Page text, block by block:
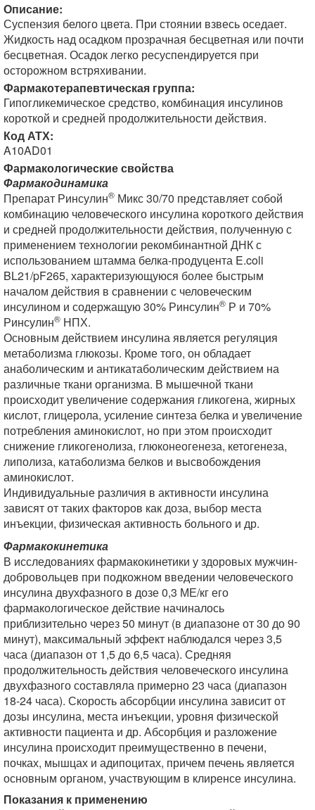
Описание:
Суспензия белого цвета. При стоянии взвесь оседает.
Жидкость над осадком прозрачная бесцветная или почти
бесцветная. Осадок легко ресуспендируется при
осторожном встряхивании.
Фармакотерапевтическая группа:
Гипогликемическое средство, комбинация инсулинов
короткой и средней продолжительности действия.
Код АТХ:
A10AD01
Фармакологические свойства
Фармакодинамика
Препарат Ринсулин® Микс 30/70 представляет собой
комбинацию человеческого инсулина короткого действия
и средней продолжительности действия, полученную с
применением технологии рекомбинантной ДНК с
использованием штамма белка-продуцента E.coli
BL21/pF265, характеризующуюся более быстрым
началом действия в сравнении с человеческим
инсулином и содержащую 30% Ринсулин® Р и 70%
Ринсулин® НПХ.
Основным действием инсулина является регуляция
метаболизма глюкозы. Кроме того, он обладает
анаболическим и антикатаболическим действием на
различные ткани организма. В мышечной ткани
происходит увеличение содержания гликогена, жирных
кислот, глицерола, усиление синтеза белка и увеличение
потребления аминокислот, но при этом происходит
снижение гликогенолиза, глюконеогенеза, кетогенеза,
липолиза, катаболизма белков и высвобождения
аминокислот.
Индивидуальные различия в активности инсулина
зависят от таких факторов как доза, выбор места
инъекции, физическая активность больного и др.
Фармакокинетика
В исследованиях фармакокинетики у здоровых мужчин-
добровольцев при подкожном введении человеческого
инсулина двухфазного в дозе 0,3 МЕ/кг его
фармакологическое действие начиналось
приблизительно через 50 минут (в диапазоне от 30 до 90
минут), максимальный эффект наблюдался через 3,5
часа (диапазон от 1,5 до 6,5 часа). Средняя
продолжительность действия человеческого инсулина
двухфазного составляла примерно 23 часа (диапазон
18-24 часа). Скорость абсорбции инсулина зависит от
дозы инсулина, места инъекции, уровня физической
активности пациента и др. Абсорбция и разложение
инсулина происходит преимущественно в печени,
почках, мышцах и адипоцитах, причем печень является
основным органом, участвующим в клиренсе инсулина.
Показания к применению